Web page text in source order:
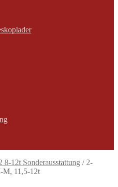
8-12t Sonderausstattung / 2-
M, 11,5-12t